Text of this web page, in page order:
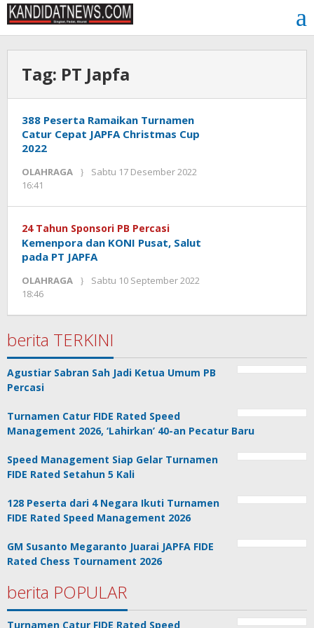
Lewati
ke
konten
Tag: PT Japfa
388 Peserta Ramaikan Turnamen
Catur Cepat JAPFA Christmas Cup
2022
OLAHRAGA
Sabtu 17 Desember 2022
16:41
Jackson
24 Tahun Sponsori PB Percasi
Kemenpora dan KONI Pusat, Salut
pada PT JAPFA
OLAHRAGA
Sabtu 10 September 2022
18:46
Jackson
berita TERKINI
Agustiar Sabran Sah Jadi Ketua Umum PB
Percasi
Turnamen Catur FIDE Rated Speed
Management 2026, ‘Lahirkan’ 40-an Pecatur Baru
Speed Management Siap Gelar Turnamen
FIDE Rated Setahun 5 Kali
128 Peserta dari 4 Negara Ikuti Turnamen
FIDE Rated Speed Management 2026
GM Susanto Megaranto Juarai JAPFA FIDE
Rated Chess Tournament 2026
berita POPULAR
Turnamen Catur FIDE Rated Speed